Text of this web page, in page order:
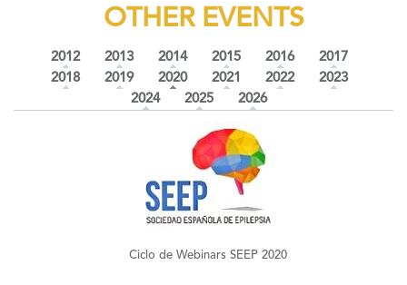
OTHER EVENTS
2012 2013 2014 2015 2016
2017
2018
2019 2020(active tab)
2021 2022
2023
2024
2025 2026
+
Ciclo de Webinars SEEP 2020